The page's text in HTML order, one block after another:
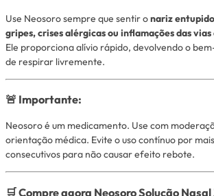
Use Neosoro sempre que sentir onariz
gripes, crises alérgicas ou inflamações das
Ele proporciona alívio rápido, devolvendo o
de respirar livremente.
🚨 Importante:
Neosoro é um medicamento. Use com
orientação médica. Evite o uso contínuo por
consecutivos para não causar efeito rebote.
🛒 Compre agora Neosoro Solução